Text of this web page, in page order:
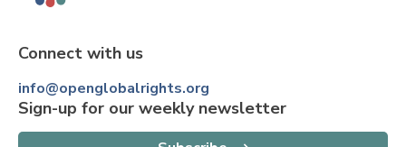
Connect with us
info@openglobalrights.org
Sign-up for our weekly newsletter